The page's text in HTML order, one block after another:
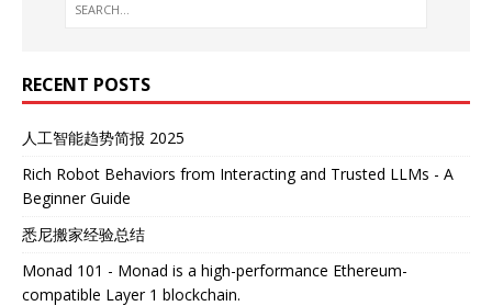
RECENT POSTS
人工智能趋势简报 2025
Rich Robot Behaviors from Interacting and Trusted LLMs - A
Beginner Guide
悉尼搬家经验总结
Monad 101 - Monad is a high-performance Ethereum-
compatible Layer 1 blockchain.